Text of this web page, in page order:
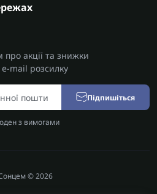
акції та знижки
mail розсилку
Підпишіться
з вимогами
© 2026